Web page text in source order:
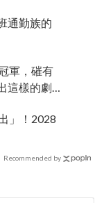
通勤族的
軍，磪有
這樣的劇
」！2028
Recommended by